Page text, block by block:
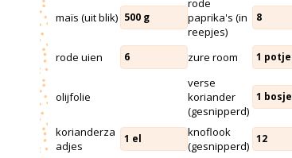
maïs (uit blik) 500 g
rode
paprika's (in
reepjes)
8
rode uien 6 zure room 1 potje
olijfolie
verse
koriander
(gesnipperd)
1 bosje
korianderza
adjes
1 el
knoflook
(gesnipperd) 12